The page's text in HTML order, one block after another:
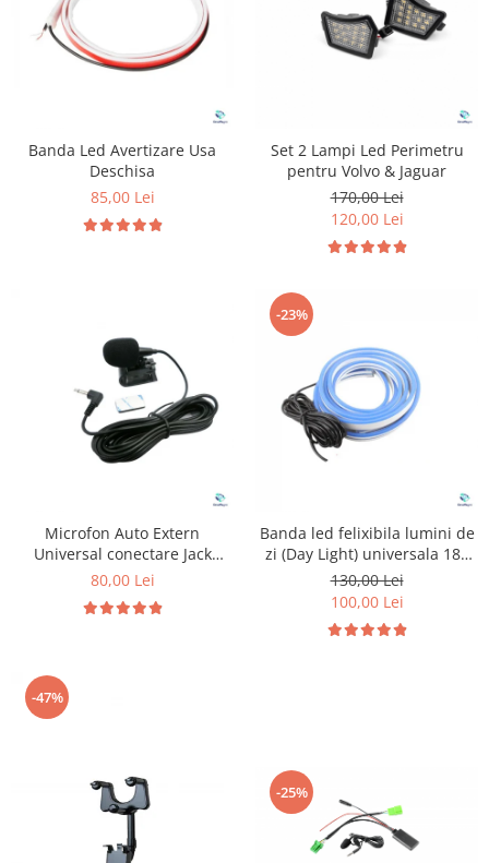
Banda Led Avertizare Usa
Deschisa
85,00 Lei
Set 2 Lampi Led Perimetru
pentru Volvo & Jaguar
170,00 Lei
120,00 Lei
Microfon Auto Extern
Universal conectare Jack
3.5mm
80,00 Lei
-23%
Banda led felixibila lumini de
zi (Day Light) universala 180
cm
130,00 Lei
100,00 Lei
-47%
-25%